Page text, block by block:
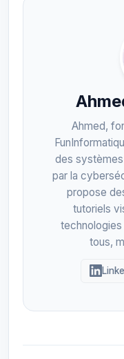
Ahmed,
des
par la
propose
tutoriels
tous,